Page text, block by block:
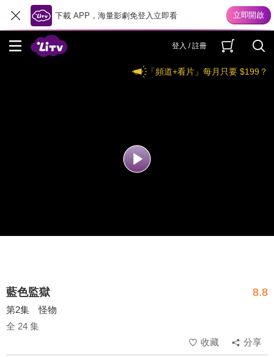
下載 APP，海量影劇免登入立即看
登入 / 註冊
「頻道+看片」每月只要 $199？
藍色監獄 8.8
第2集 怪物
全 24 集
收藏
分享